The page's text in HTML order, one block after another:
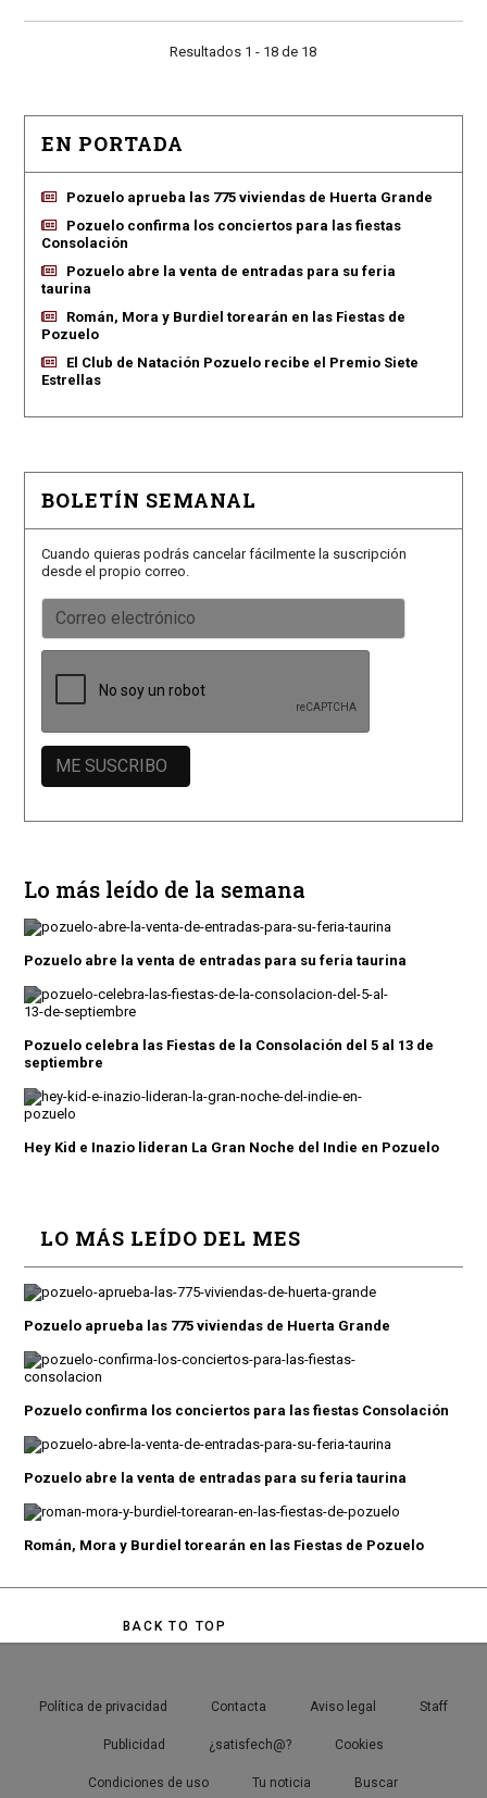
Resultados 1 - 18 de 18
EN PORTADA
Pozuelo aprueba las 775 viviendas de Huerta Grande
Pozuelo confirma los conciertos para las fiestas
Consolación
Pozuelo abre la venta de entradas para su feria
taurina
Román, Mora y Burdiel torearán en las Fiestas de
Pozuelo
El Club de Natación Pozuelo recibe el Premio Siete
Estrellas
BOLETÍN SEMANAL
Cuando quieras podrás cancelar fácilmente la suscripción
desde el propio correo.
Lo más leído de la semana
Pozuelo abre la venta de entradas para su feria taurina
Pozuelo celebra las Fiestas de la Consolación del 5 al 13 de
septiembre
Hey Kid e Inazio lideran La Gran Noche del Indie en Pozuelo
LO MÁS LEÍDO DEL MES
Pozuelo aprueba las 775 viviendas de Huerta Grande
Pozuelo confirma los conciertos para las fiestas Consolación
Pozuelo abre la venta de entradas para su feria taurina
Román, Mora y Burdiel torearán en las Fiestas de Pozuelo
BACK TO TOP
Política de privacidad Contacta Aviso legal Staff
Publicidad ¿satisfech@? Cookies
Condiciones de uso Tu noticia Buscar